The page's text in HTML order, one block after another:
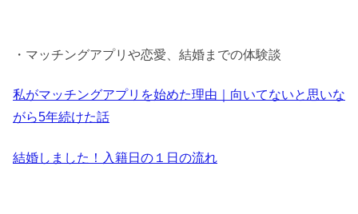
・マッチングアプリや恋愛、結婚までの体験談
私がマッチングアプリを始めた理由｜向いてないと思いな
がら5年続けた話
結婚しました！入籍日の１日の流れ